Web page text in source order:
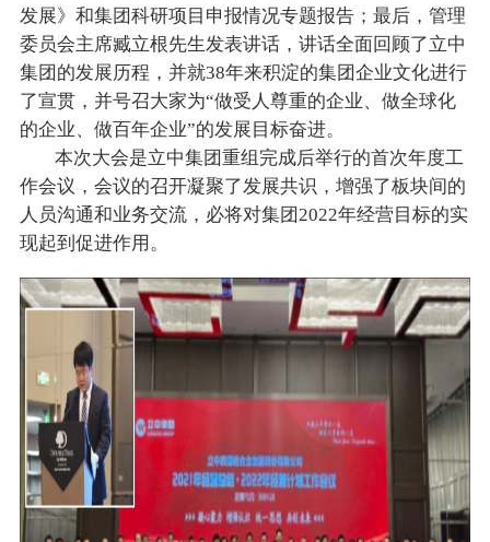
发展》和集团科研项目申报情况专题报告；最后，管理
委员会主席臧立根先生发表讲话，讲话全面回顾了立中
集团的发展历程，并就38年来积淀的集团企业文化进行
了宣贯，并号召大家为“做受人尊重的企业、做全球化
的企业、做百年企业”的发展目标奋进。
本次大会是立中集团重组完成后举行的首次年度工
作会议，会议的召开凝聚了发展共识，增强了板块间的
人员沟通和业务交流，必将对集团2022年经营目标的实
现起到促进作用。